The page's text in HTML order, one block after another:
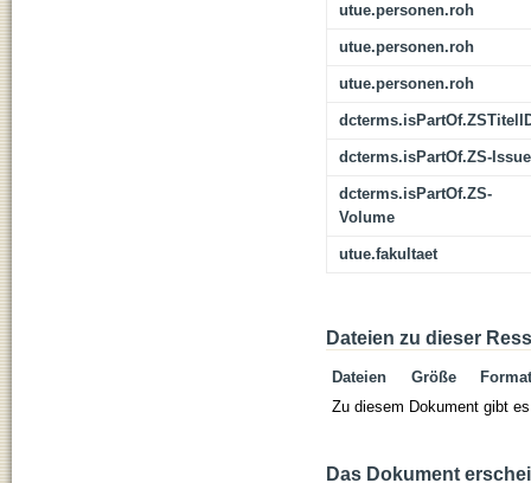
utue.personen.roh
utue.personen.roh
utue.personen.roh
dcterms.isPartOf.ZS-Issue
dcterms.isPartOf.ZS-
Volume
utue.fakultaet
Dateien zu dieser
Dateien Größe
Format
Zu diesem Dokument gibt
Das Dokument